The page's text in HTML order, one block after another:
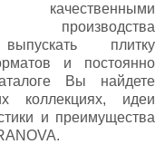
производства
плитку
и постоянно
Вы найдете
коллекциях, идеи
и преимущества